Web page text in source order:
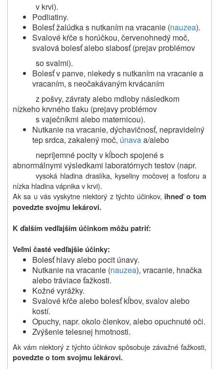
v krvi).
Podliatiny.
Bolesť žalúdka s nutkaním na vracanie (nauzea).
Svalové kŕče s horúčkou, červenohnedý moč,
svalová bolesť alebo slabosť (prejav problémov
so svalmi).
Bolesť v panve, niekedy s nutkaním na vracanie a
vracaním, s neočakávaným krvácaním
z pošvy, závraty alebo mdloby následkom
nízkeho krvného tlaku (prejavy problémov
s vaječníkmi alebo maternicou).
Nutkanie na vracanie, dýchavičnosť, nepravidelný
tep srdca, zakalený moč, únavaa/alebo
nepríjemné pocity v kĺboch spojené s
abnormálnymi výsledkami laboratórnych testov (napr.
vysoká hladina draslíka, kyseliny močovej a fosforu a
nízka hladina vápnika v krvi).
Ak sa u vás vyskytne niektorý z týchto účinkov, ihneď o tom
povedzte svojmu lekárovi.
K ďalším vedľajším účinkom môžu patriť:
Veľmi časté vedľajšie účinky:
Bolesť hlavy alebo pocit únavy.
Nutkanie na vracanie (nauzea), vracanie, hnačka
alebo tráviace ťažkosti.
Kožné vyrážky.
Svalové kŕče alebo bolesť kĺbov, svalov alebo
kostí.
Opuchy, napr. okolo členkov, alebo opuchnuté oči.
Zvýšenie telesnej hmotnosti.
Ak vám niektorý z týchto účinkov spôsobuje závažné ťažkosti,
povedzte o tom svojmu lekárovi.